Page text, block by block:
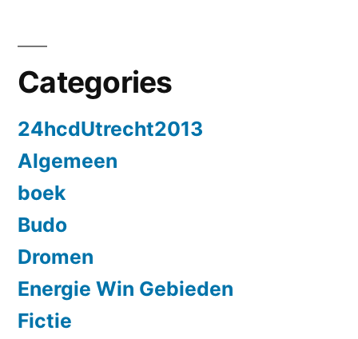
Categories
24hcdUtrecht2013
Algemeen
boek
Budo
Dromen
Energie Win Gebieden
Fictie